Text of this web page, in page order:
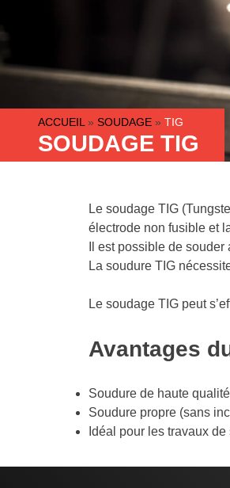
ACCUEIL » SOUDAGE » TIG
SOUDAGE TIG
Le soudage TIG
électrode non fusible et
Il est possible de
La soudure TIG
Le soudage TIG peut
Avantages
Soudure de haute
Soudure propre (sans
Idéal pour les travaux